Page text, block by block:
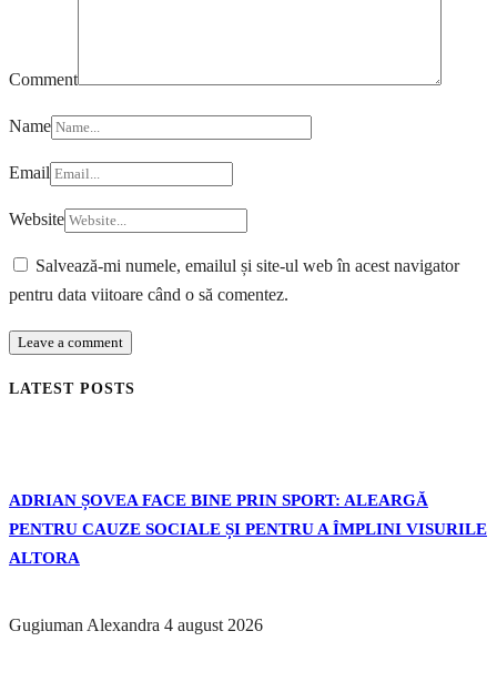
Comment
Name
Email
Website
Salvează-mi numele, emailul și site-ul web în acest navigator
pentru data viitoare când o să comentez.
LATEST POSTS
ADRIAN ȘOVEA FACE BINE PRIN SPORT: ALEARGĂ
PENTRU CAUZE SOCIALE ȘI PENTRU A ÎMPLINI VISURILE
ALTORA
Gugiuman Alexandra 4 august 2026